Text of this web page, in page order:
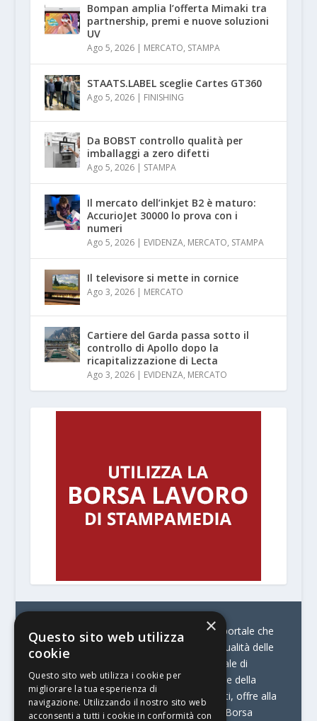
Bompan amplia l’offerta Mimaki tra
partnership, premi e nuove soluzioni
UV
Ago 5, 2026| MERCATO, STAMPA
STAATS.LABEL sceglie Cartes GT360
Ago 5, 2026| FINISHING
Da BOBST controllo qualità per
imballaggi a zero difetti
Ago 5, 2026| STAMPA
Il mercato dell’inkjet B2 è maturo:
AccurioJet 30000 lo prova con i
numeri
Ago 5, 2026| EVIDENZA, MERCATO, STAMPA
Il televisore si mette in cornice
Ago 3, 2026| MERCATO
Cartiere del Garda passa sotto il
controllo di Apollo dopo la
ricapitalizzazione di Lecta
Ago 3, 2026| EVIDENZA, MERCATO
© Stratego Group –
stampamedia.net è il portale che
racconta le innovazioni tecnologiche e l’attualità delle
aziende di stampa e di converting. È il portale di
riferimento per chi opera in Italia nel settore della
comunicazione stampata. Oltre ai contenuti, offre alla
propria community diversi servizi come:
la Borsa
×
Questo sito web utilizza
cookie
Questo sito web utilizza i cookie per
migliorare la tua esperienza di
navigazione. Utilizzando il nostro sito web
acconsenti a tutti i cookie in conformità con